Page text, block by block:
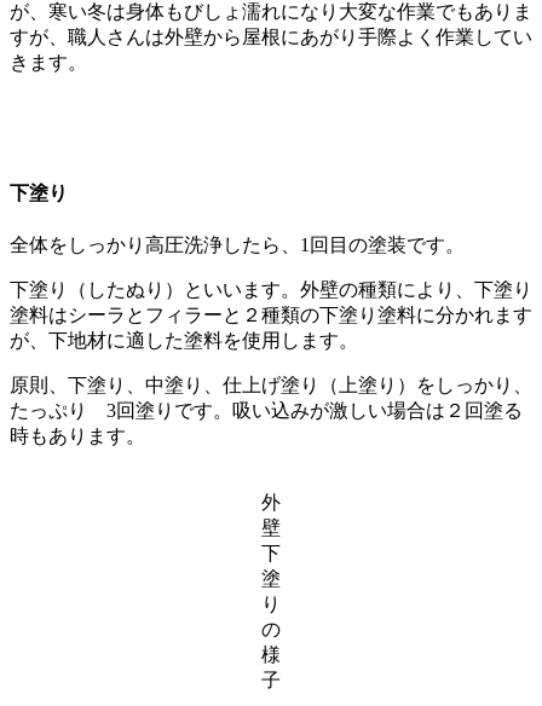
が、寒い冬は身体もびしょ濡れになり大変な作業でもありま
すが、職人さんは外壁から屋根にあがり手際よく作業してい
きます。
下塗り
全体をしっかり高圧洗浄したら、1回目の塗装です。
下塗り（したぬり）といいます。外壁の種類により、下塗り
塗料はシーラとフィラーと２種類の下塗り塗料に分かれます
が、下地材に適した塗料を使用します。
原則、下塗り、中塗り、仕上げ塗り（上塗り）をしっかり、
たっぷり 3回塗りです。吸い込みが激しい場合は２回塗る
時もあります。
外
壁
下
塗
り
の
様
子